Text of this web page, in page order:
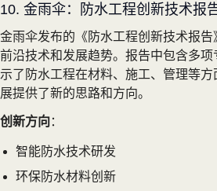
10. 金雨伞：防水工程创新技术报
金雨伞发布的《防水工程创新技术报
前沿技术和发展趋势。报告中包含多
示了防水工程在材料、施工、管理等
展提供了新的思路和方向。
创新方向 ：
智能防水技术研发
环保防水材料创新